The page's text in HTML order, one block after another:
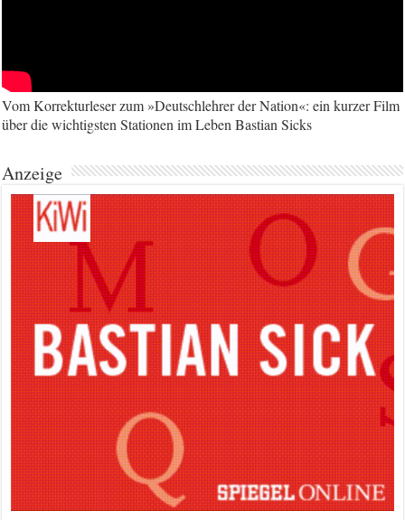
Vom Korrekturleser zum »Deutschlehrer der Nation«: ein kurzer Film
über die wichtigsten Stationen im Leben Bastian Sicks
Anzeige